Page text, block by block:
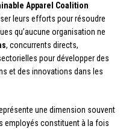
Apparel Coalition
leurs efforts pour résoudre
qu’aucune organisation ne
, concurrents directs,
pour développer des
et des innovations dans les
une dimension souvent
employés constituent à la fois